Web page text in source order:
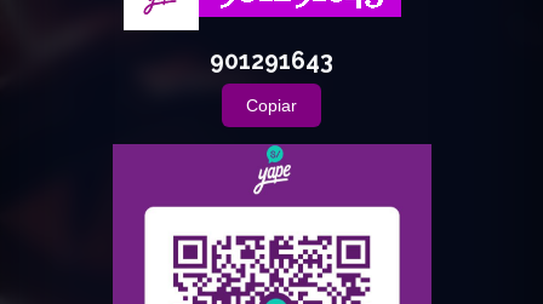
901291643
Copiar